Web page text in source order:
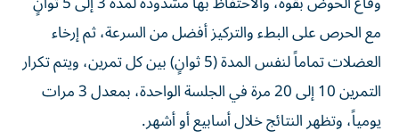
مع الحرص على البطء والتركيز أفضل من السرعة، ثم إرخاء
العضلات تماماً لنفس المدة (5 ثوانٍ) بين كل تمرين، ويتم تكرار
التمرين 10 إلى 20 مرة في الجلسة الواحدة، بمعدل 3 مرات
يومياً، وتظهر النتائج خلال أسابيع أو أشهر.